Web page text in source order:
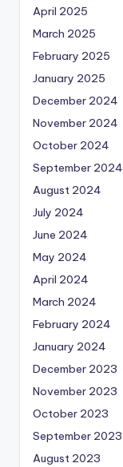
April 2025
March 2025
February 2025
January 2025
December 2024
November 2024
October 2024
September 2024
August 2024
July 2024
June 2024
May 2024
April 2024
March 2024
February 2024
January 2024
December 2023
November 2023
October 2023
September 2023
August 2023